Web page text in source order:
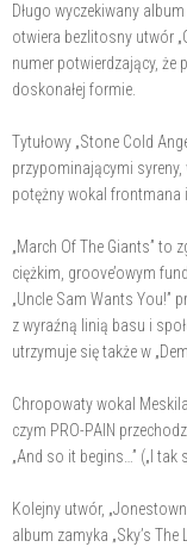
Długo wyczekiwany
otwiera bezlitosny utwór
numer potwierdzający, że
doskonałej formie.
Tytułowy „Stone Cold
przypominającymi
potężny wokal frontmana
„March Of The Giants” to
ciężkim, groove’owym
„Uncle Sam Wants You!”
z wyraźną linią basu i
utrzymuje się także w
Chropowaty wokal
czym PRO-PAIN
„And so it begins…” („I tak
Kolejny utwór,
album zamyka „Sky’s